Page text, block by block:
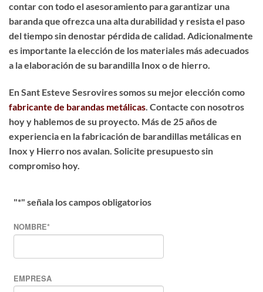
contar con todo el asesoramiento para garantizar una
baranda que ofrezca una alta durabilidad y resista el paso
del tiempo sin denostar pérdida de calidad. Adicionalmente
es importante la elección de los materiales más adecuados
a la elaboración de su barandilla Inox o de hierro.
En Sant Esteve Sesrovires somos su mejor elección como
fabricante de barandas metálicas . Contacte con nosotros
hoy y hablemos de su proyecto. Más de 25 años de
experiencia en la fabricación de barandillas metálicas en
Inox y Hierro nos avalan. Solicite presupuesto sin
compromiso hoy.
"*" señala los campos obligatorios
NOMBRE*
EMPRESA